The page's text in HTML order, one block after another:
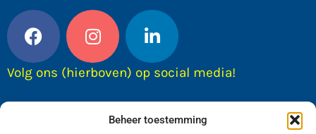
Beheer toestemming
Volg ons (hierboven) op social media!